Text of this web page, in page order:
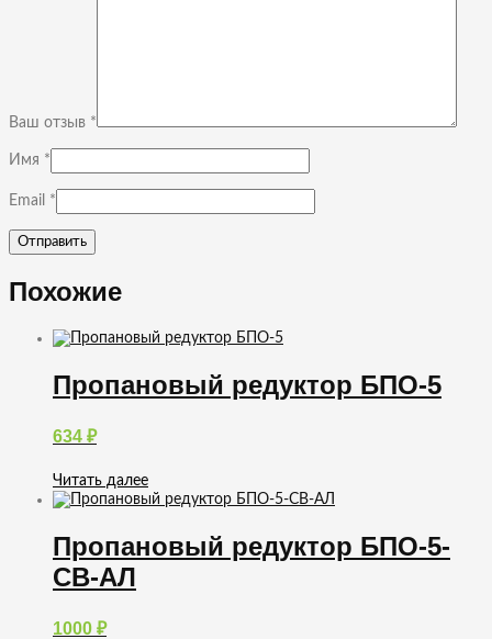
Ваш отзыв *
Имя *
Email *
Похожие
Пропановый редуктор БПО-5
634 ₽
Читать далее
Пропановый редуктор БПО-5-
СВ-АЛ
1000 ₽